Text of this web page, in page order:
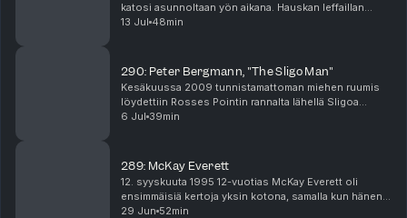
katosi asunnoltaan yön aikana. Hauskan leffaillan
jälkeen Uniquen kaksi pientä poikaa ja hänen 9-
13 Jul 48min
290: Peter Bergmann, "The Sligo Man"
Kesäkuussa 2009 tunnistamattoman miehen ruumis
löydettiin Rosses Pointin rannalta lähellä Sligoa
Irlannissa. Vain muutamaa päivää aiemmin
6 Jul 39min
289: McKay Everett
12. syyskuuta 1995 12-vuotias McKay Everett oli
ensimmäisiä kertoja yksin kotona, samalla kun hänen
vanhempansa osallistuivat lähellä järjestettyyn
29 Jun 52min